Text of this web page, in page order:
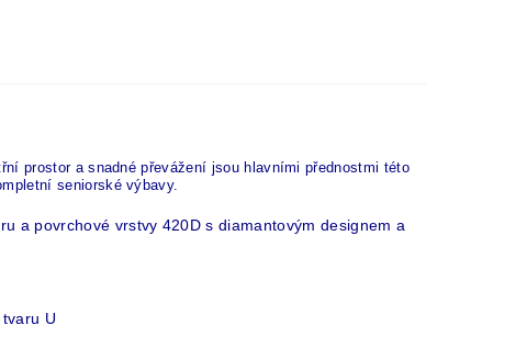
prostor a snadné převážení jsou hlavními přednostmi této
seniorské výbavy.
a povrchové vrstvy 420D s diamantovým designem a
U